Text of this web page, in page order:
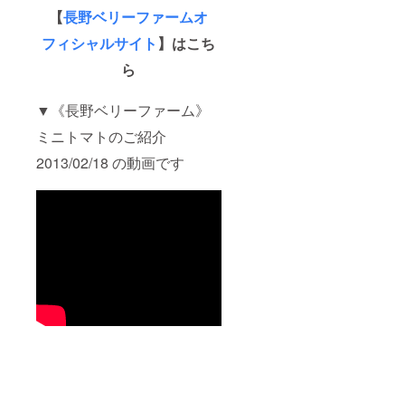
【長野ベリーファームオ
フィシャルサイト 】はこち
ら
▼《長野ベリーファーム》
ミニトマトのご紹介
2013/02/18 の動画です